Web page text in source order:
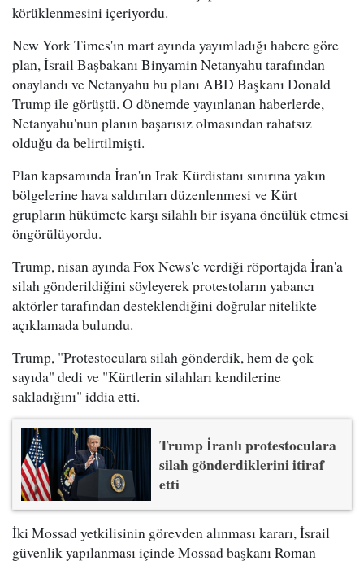
körüklenmesini içeriyordu.
New York Times'ın mart ayında yayımladığı habere göre
plan, İsrail Başbakanı Binyamin Netanyahu tarafından
onaylandı ve Netanyahu bu planı ABD Başkanı Donald
Trump ile görüştü. O dönemde yayınlanan haberlerde,
Netanyahu'nun planın başarısız olmasından rahatsız
olduğu da belirtilmişti.
Plan kapsamında İran'ın Irak Kürdistanı sınırına yakın
bölgelerine hava saldırıları düzenlenmesi ve Kürt
grupların hükümete karşı silahlı bir isyana öncülük etmesi
öngörülüyordu.
Trump, nisan ayında Fox News'e verdiği röportajda İran'a
silah gönderildiğini söyleyerek protestoların yabancı
aktörler tarafından desteklendiğini doğrular nitelikte
açıklamada bulundu.
Trump, "Protestoculara silah gönderdik, hem de çok
sayıda" dedi ve "Kürtlerin silahları kendilerine
sakladığını" iddia etti.
Trump İranlı protestoculara
silah gönderdiklerini itiraf
etti
İki Mossad yetkilisinin görevden alınması kararı, İsrail
güvenlik yapılanması içinde Mossad başkanı Roman